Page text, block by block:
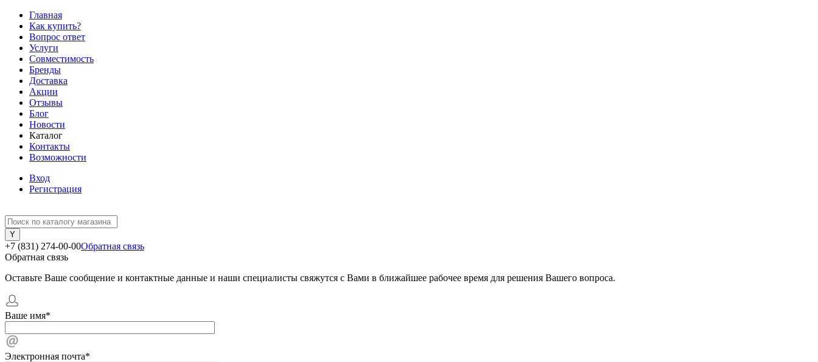
Главная
Как купить?
Вопрос ответ
Услуги
Совместимость
Бренды
Доставка
Акции
Отзывы
Блог
Новости
Каталог
Контакты
Возможности
Вход
Регистрация
+7 (831) 274-00-00Обратная связь
Обратная связь
Оставьте Ваше сообщение и контактные данные и наши специалисты свяжутся с Вами в ближайшее рабочее время для решения Вашего вопроса.
Ваше имя*
Электронная почта*